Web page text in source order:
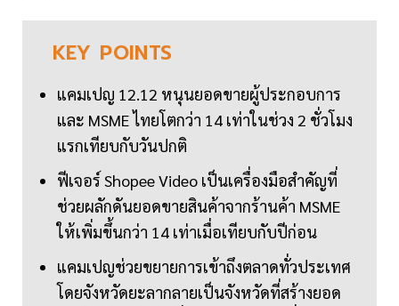
KEY POINTS
แคมเปญ 12.12 หนุนยอดขายผู้ประกอบการ
และ MSME ไทยโตกว่า 14 เท่าในช่วง 2 ชั่วโมง
แรกเทียบกับวันปกติ
ฟีเจอร์ Shopee Video เป็นเครื่องมือสำคัญที่
ช่วยผลักดันยอดขายสินค้าจากร้านค้า MSME
ให้เพิ่มขึ้นกว่า 14 เท่าเมื่อเทียบกับปีก่อน
แคมเปญช่วยขยายการเข้าถึงตลาดทั่วประเทศ
โดยจังหวัดยะลากลายเป็นจังหวัดที่สร้างยอด